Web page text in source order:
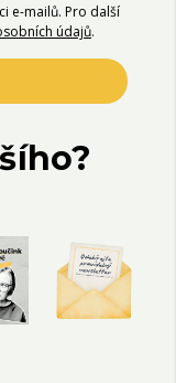
e-mailů. Pro další
údajů.